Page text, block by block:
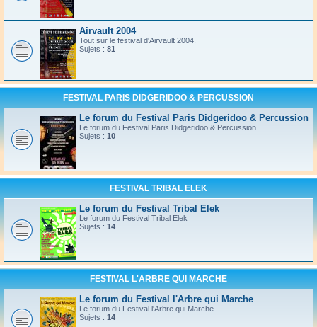
Airvault 2004
Tout sur le festival d'Airvault 2004.
Sujets : 81
FESTIVAL PARIS DIDGERIDOO & PERCUSSION
Le forum du Festival Paris Didgeridoo & Percussion
Le forum du Festival Paris Didgeridoo & Percussion
Sujets : 10
FESTIVAL TRIBAL ELEK
Le forum du Festival Tribal Elek
Le forum du Festival Tribal Elek
Sujets : 14
FESTIVAL L'ARBRE QUI MARCHE
Le forum du Festival l'Arbre qui Marche
Le forum du Festival l'Arbre qui Marche
Sujets : 14